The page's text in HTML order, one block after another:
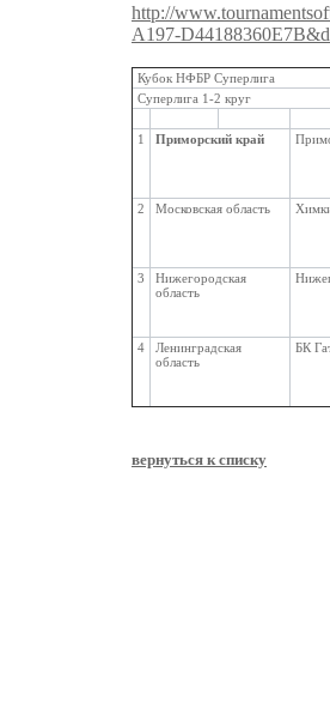
http://
A197-
Кубок НФБР Суперлига
Суперлига 1-2 круг
1 Приморский край
2 Московская область
3
Нижегородская
область
4
Ленинградская
область
БК
вернуться к списку